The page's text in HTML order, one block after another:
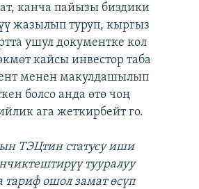
канча пайызы биздики
жазылып туруп, кыргыз
ушул документке кол
кайсы инвестор таба
менен макулдашылып
болсо анда өтө чоң
ага жеткирбейт го.
ТЭЦтин статусу иши
тууралуу
ошол замат өсүп